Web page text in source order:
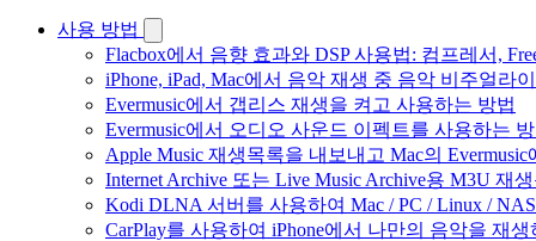
사용 방법
Flacbox에서 음향 효과와 DSP 사용법: 컴프레서,
iPhone, iPad, Mac에서 음악 재생 중 음악 비주얼라
Evermusic에서 갭리스 재생을 켜고 사용하는 방법
Evermusic에서 오디오 사운드 이펙트를 사용하는
Apple Music 재생목록을 내보내고 Mac의
Internet Archive 또는 Live Music Archive용 M3U 재
Kodi DLNA 서버를 사용하여 Mac / PC / Linux /
CarPlay를 사용하여 iPhone에서 나만의 음악을 재